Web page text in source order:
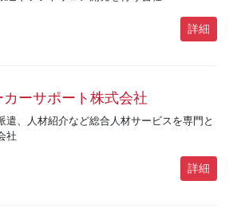
詳細
カーサポート株式会社
遣、人材紹介など総合人材サービスを専門と
社
詳細